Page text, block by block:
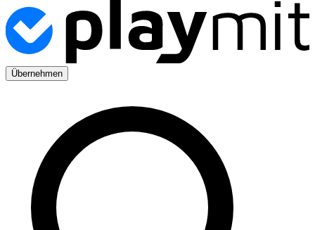
Übernehmen